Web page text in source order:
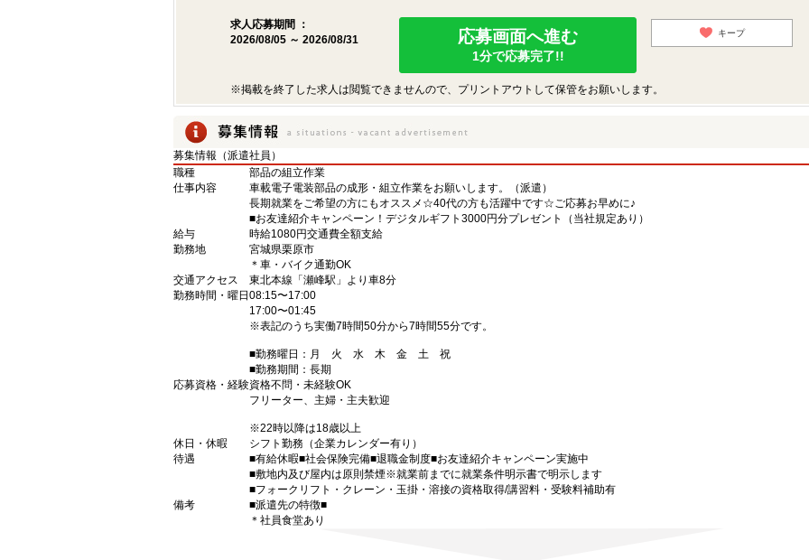
求人応募期間 ：
2026/08/05 ～ 2026/08/31
応募画面へ進む
1分で応募完了!!
キープ
※掲載を終了した求人は閲覧できませんので、プリントアウトして保管をお願いします。
募集情報（派遣社員）
職種
部品の組立作業
仕事内容
車載電子電装部品の成形・組立作業をお願いします。（派遣）
長期就業をご希望の方にもオススメ☆40代の方も活躍中です☆ご応募お早めに♪
■お友達紹介キャンペーン！デジタルギフト3000円分プレゼント（当社規定あり）
給与
時給1080円交通費全額支給
勤務地
宮城県栗原市
＊車・バイク通勤OK
交通アクセス
東北本線「瀬峰駅」より車8分
勤務時間・曜日 08:15〜17:00
17:00〜01:45
※表記のうち実働7時間50分から7時間55分です。
■勤務曜日：月 火 水 木 金 土 祝
■勤務期間：長期
応募資格・経験資格不問・未経験OK
フリーター、主婦・主夫歓迎
※22時以降は18歳以上
休日・休暇
シフト勤務（企業カレンダー有り）
待遇
■有給休暇■社会保険完備■退職金制度■お友達紹介キャンペーン実施中
■敷地内及び屋内は原則禁煙※就業前までに就業条件明示書で明示します
■フォークリフト・クレーン・玉掛・溶接の資格取得/講習料・受験料補助有
備考
■派遣先の特徴■
＊社員食堂あり